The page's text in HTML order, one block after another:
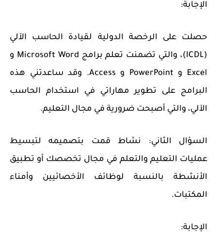
الإجابة:
حصلت على الرخصة الدولية لقيادة الحاسب الآلي
(ICDL)، والتي تضمنت تعلم برامج Microsoft Word و
Excel و PowerPoint و Access. وقد ساعدتني هذه
البرامج على تطوير مهاراتي في استخدام الحاسب
الآلي، والتي أصبحت ضرورية في مجال التعليم.
السؤال الثاني: نشاط قمت بتصميمه لتبسيط
عمليات التعليم والتعلم في مجال تخصصك أو تطبيق
الأنشطة بالنسبة لوظائف الأخصائيين وأمناء
المكتبات.
الإجابة: